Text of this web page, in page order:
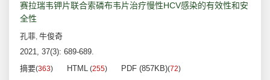
赛拉瑞韦钾片联合索磷布韦片治疗慢性HCV感染的有效性和安
全性
孔菲, 牛俊奇
2021, 37(3): 689-689.
摘要(363) HTML (255) PDF (857KB)(72)